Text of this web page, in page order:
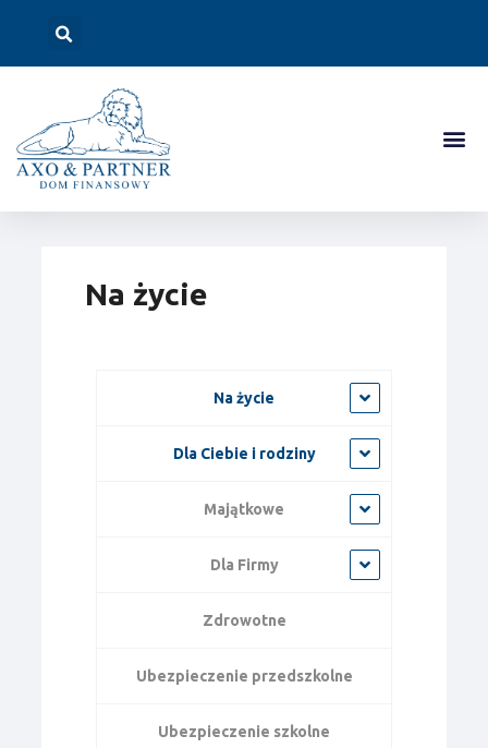
Na życie
Na życie
Dla Ciebie i rodziny
Majątkowe
Dla Firmy
Zdrowotne
Ubezpieczenie przedszkolne
Ubezpieczenie szkolne